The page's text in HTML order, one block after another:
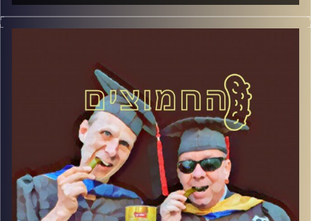
המערכת הפוליטית על ספת הפסיכולוג, עם פרופסור בועז בן-
דוד ופרופסור גלעד הירשברגר
קרדיט תמונות:AudioVersity